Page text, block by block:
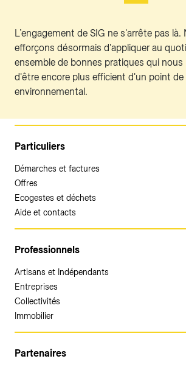
L’engagement de SIG ne s'arrête pas là.
efforçons désormais d'appliquer au
ensemble de bonnes pratiques qui
d'être encore plus efficient d'un point de
environnemental.
Particuliers
Démarches et factures
Offres
Ecogestes et déchets
Aide et contacts
Professionnels
Artisans et Indépendants
Entreprises
Collectivités
Immobilier
Partenaires